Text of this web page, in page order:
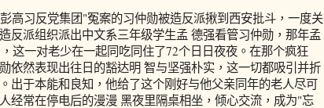
习反党集团"冤案的习仲勋被造反派揪到西安批斗，一度关
反派组织派出中文系三年级学生孟 德强看管习仲勋，那年孟
这一对老少在一起同吃同住了72个日日夜夜。在那个疯狂
依然表现出往日的豁达明 智与坚强朴实，这一切都吸引并折
出于本能和良知，他给了这个刚好与他父亲同年的老人尽可
经常在停电后的漫漫 黑夜里隔桌相坐，倾心交流，成为"忘